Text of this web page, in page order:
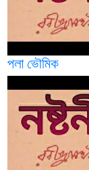
পলা ভৌমিক